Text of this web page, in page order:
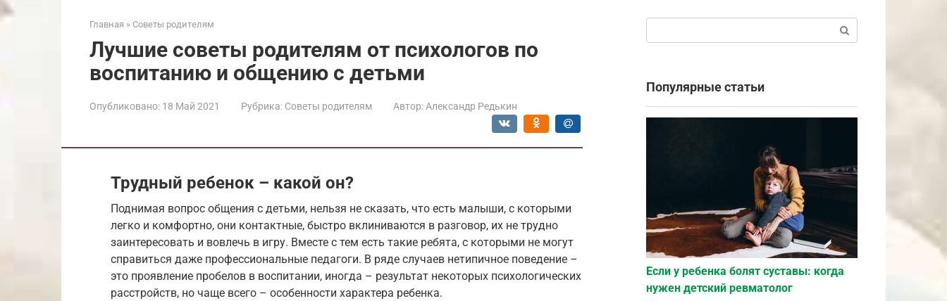
Главная » Советы родителям
Лучшие советы родителям от психологов по
воспитанию и общению с детьми
Опубликовано: 18 Май 2021 Рубрика: Советы родителям Автор: Александр Редькин
Трудный ребенок – какой он?
Поднимая вопрос общения с детьми, нельзя не сказать, что есть малыши, с которыми
легко и комфортно, они контактные, быстро вклиниваются в разговор, их не трудно
заинтересовать и вовлечь в игру. Вместе с тем есть такие ребята, с которыми не могут
справиться даже профессиональные педагоги. В ряде случаев нетипичное поведение –
это проявление пробелов в воспитании, иногда – результат некоторых психологических
расстройств, но чаще всего – особенности характера ребенка.
Популярные статьи
Если у ребенка болят суставы: когда
нужен детский ревматолог